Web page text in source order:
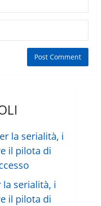
la serialità, i
il pilota di